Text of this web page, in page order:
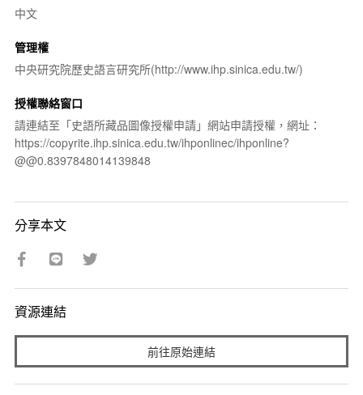
中文
管理權
中央研究院歷史語言研究所(http://www.ihp.sinica.edu.tw/)
授權聯絡窗口
請連結至「史語所藏品圖像授權申請」網站申請授權，網址：
https://copyrite.ihp.sinica.edu.tw/ihponlinec/ihponline?
@@0.8397848014139848
分享本文
資源連結
前往原始連結